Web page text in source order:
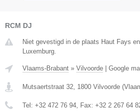
RCM DJ
Niet gevestigd in de plaats Haut Fays
Luxemburg.
Vlaams-Brabant » Vilvoorde Google
Mutsaertstraat 32 1800 Vilvoorde (
Tel: +32 472 76 94 , Fax: +32 2 267 64